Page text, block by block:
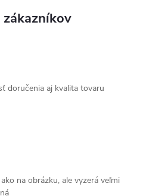
doručenia aj kvalita tovaru
na obrázku, ale vyzerá veľmi